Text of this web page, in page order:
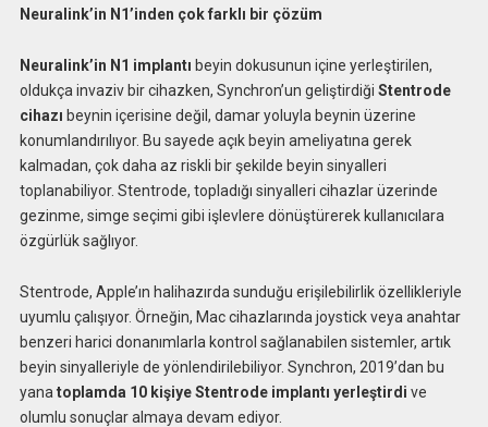
Neuralink’in N1’inden çok farklı bir çözüm
Neuralink’in N1 implantı beyin dokusunun içine yerleştirilen,
oldukça invaziv bir cihazken, Synchron’un geliştirdiği Stentrode
cihazı beynin içerisine değil, damar yoluyla beynin üzerine
konumlandırılıyor. Bu sayede açık beyin ameliyatına gerek
kalmadan, çok daha az riskli bir şekilde beyin sinyalleri
toplanabiliyor. Stentrode, topladığı sinyalleri cihazlar üzerinde
gezinme, simge seçimi gibi işlevlere dönüştürerek kullanıcılara
özgürlük sağlıyor.
Stentrode, Apple’ın halihazırda sunduğu erişilebilirlik özellikleriyle
uyumlu çalışıyor. Örneğin, Mac cihazlarında joystick veya anahtar
benzeri harici donanımlarla kontrol sağlanabilen sistemler, artık
beyin sinyalleriyle de yönlendirilebiliyor. Synchron, 2019’dan bu
yana toplamda 10 kişiye Stentrode implantı yerleştirdi ve
olumlu sonuçlar almaya devam ediyor.